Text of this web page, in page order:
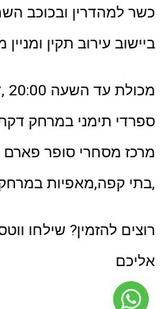
כשר למהדרין ובכוכב
ביישוב עירוב תקין
ספרדי תימני במרחק
,בתי קפה,מאפיות במרחק 8 דק
רוצים להזמין? שילחו
אליכם